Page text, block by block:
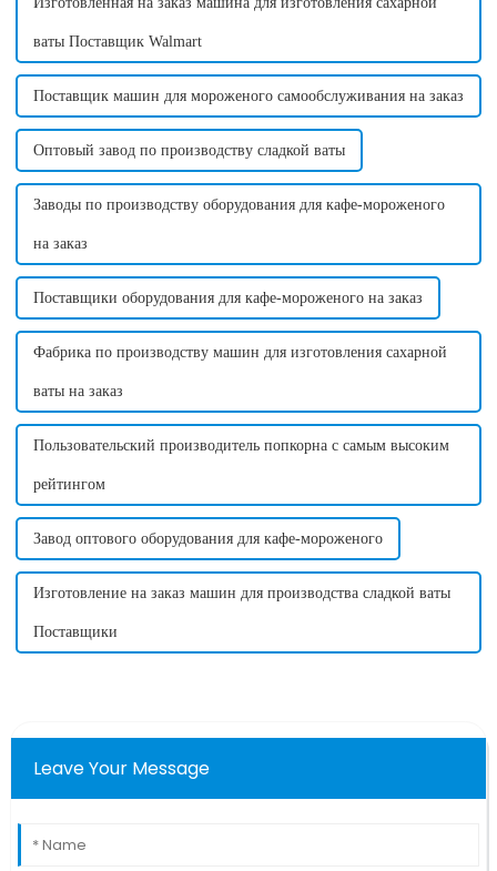
ваты Поставщик Walmart
Поставщик машин для мороженого самообслуживания на заказ
Оптовый завод по производству сладкой ваты
Заводы по производству оборудования для кафе-мороженого
на заказ
Поставщики оборудования для кафе-мороженого на заказ
Фабрика по производству машин для изготовления сахарной
ваты на заказ
Пользовательский производитель попкорна с самым высоким
рейтингом
Завод оптового оборудования для кафе-мороженого
Изготовление на заказ машин для производства сладкой ваты
Поставщики
Leave Your Message